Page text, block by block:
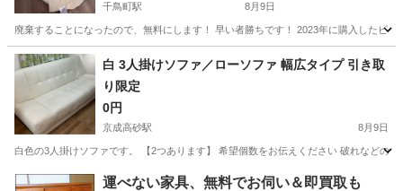
千鳥町駅 8月9日
廃棄することになったので、無料にします！ 早い者勝ちです！ 2023年に購入したビ
東京 大田区 千鳥町駅
白 3人掛けソファ／ローソファ 幅広タイプ 引き取
り限定
0円
京成高砂駅 8月9日
白色の3人掛けソファです。 【2つあります】 希望個数をお伝えください 破れなどの
東京 葛飾区 京成高砂駅 ソファ ロー
運べない家具、無料でお伺い＆即買取も